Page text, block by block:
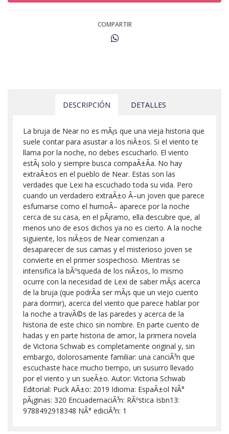
COMPARTIR
DESCRIPCIÓN DETALLES
La bruja de Near no es mÃ¡s que una vieja historia que
suele contar para asustar a los niÃ±os. Si el viento te
llama por la noche, no debes escucharlo. El viento
estÃ¡ solo y siempre busca compaÃ±Ã­a. No hay
extraÃ±os en el pueblo de Near. Estas son las
verdades que Lexi ha escuchado toda su vida. Pero
cuando un verdadero extraÃ±o Â–un joven que parece
esfumarse como el humoÂ– aparece por la noche
cerca de su casa, en el pÃ¡ramo, ella descubre que, al
menos uno de esos dichos ya no es cierto. A la noche
siguiente, los niÃ±os de Near comienzan a
desaparecer de sus camas y el misterioso joven se
convierte en el primer sospechoso. Mientras se
intensifica la bÃºsqueda de los niÃ±os, lo mismo
ocurre con la necesidad de Lexi de saber mÃ¡s acerca
de la bruja (que podrÃ­a ser mÃ¡s que un viejo cuento
para dormir), acerca del viento que parece hablar por
la noche a travÃ©s de las paredes y acerca de la
historia de este chico sin nombre. En parte cuento de
hadas y en parte historia de amor, la primera novela
de Victoria Schwab es completamente original y, sin
embargo, dolorosamente familiar: una canciÃ³n que
escuchaste hace mucho tiempo, un susurro llevado
por el viento y un sueÃ±o. Autor: Victoria Schwab
Editorial: Puck AÃ±o: 2019 Idioma: EspaÃ±ol NÂ°
pÃ¡ginas: 320 EncuadernaciÃ³n: RÃºstica Isbn13:
9788492918348 NÂ° ediciÃ³n: 1